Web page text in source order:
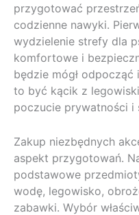
przygotować
codzienne nawyki.
wydzielenie strefy dla
komfortowe i
będzie mógł
to być kącik z
poczucie prywatności i
Zakup niezbędnych
aspekt przygotowań.
podstawowe
wodę, legowisko,
zabawki. Wybór